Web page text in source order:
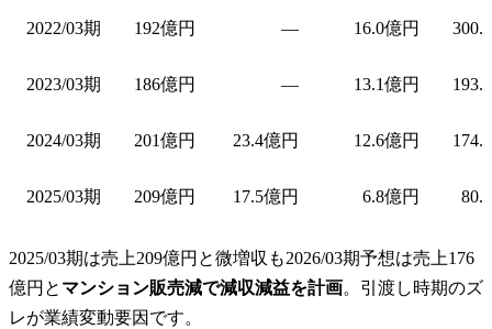
2022/03期 192億円 — 16.0億円
2023/03期 186億円 — 13.1億円
2024/03期 201億円 23.4億円 12.6億円
2025/03期 209億円 17.5億円 6.8億円
2025/03期は売上209億円と微増収も2026/03期予想は売上176
億円と マンション販売減で減収減益を計画。引渡し時期のズ
レが業績変動要因です。